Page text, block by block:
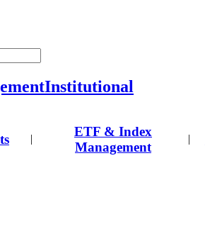
Institutional
|
ETF & Index
Management
|